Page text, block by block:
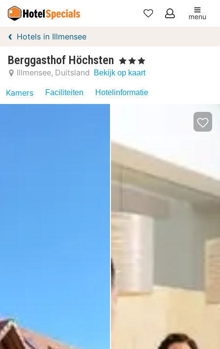
Mijn
menu
Hotels in Illmensee
Berggasthof Höchsten , 3 Sterren
Illmensee Duitsland Bekijk op kaart
Kamers Faciliteiten Hotelinformatie